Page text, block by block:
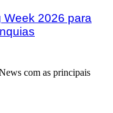
Week 2026 para
com as principais